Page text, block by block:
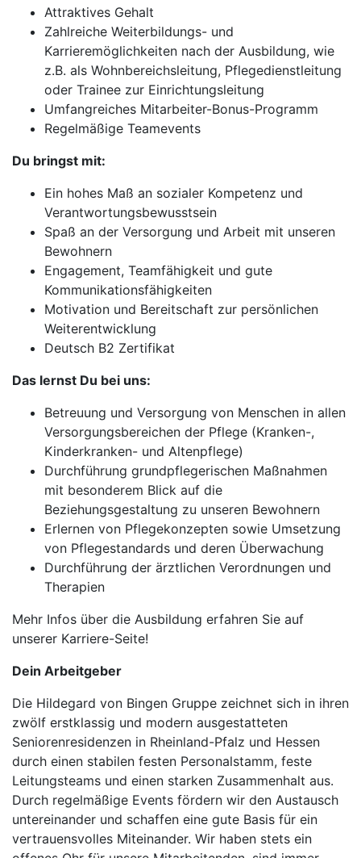
Attraktives Gehalt
Zahlreiche Weiterbildungs- und
Karrieremöglichkeiten nach der Ausbildung, wie
z.B. als Wohnbereichsleitung, Pflegedienstleitung
oder Trainee zur Einrichtungsleitung
Umfangreiches Mitarbeiter-Bonus-Programm
Regelmäßige Teamevents
Du bringst mit:
Ein hohes Maß an sozialer Kompetenz und
Verantwortungsbewusstsein
Spaß an der Versorgung und Arbeit mit unseren
Bewohnern
Engagement, Teamfähigkeit und gute
Kommunikationsfähigkeiten
Motivation und Bereitschaft zur persönlichen
Weiterentwicklung
Deutsch B2 Zertifikat
Das lernst Du bei uns:
Betreuung und Versorgung von Menschen in allen
Versorgungsbereichen der Pflege (Kranken-,
Kinderkranken- und Altenpflege)
Durchführung grundpflegerischen Maßnahmen
mit besonderem Blick auf die
Beziehungsgestaltung zu unseren Bewohnern
Erlernen von Pflegekonzepten sowie Umsetzung
von Pflegestandards und deren Überwachung
Durchführung der ärztlichen Verordnungen und
Therapien
Mehr Infos über die Ausbildung erfahren Sie auf
unserer Karriere-Seite!
Dein Arbeitgeber
Die Hildegard von Bingen Gruppe zeichnet sich in ihren
zwölf erstklassig und modern ausgestatteten
Seniorenresidenzen in Rheinland-Pfalz und Hessen
durch einen stabilen festen Personalstamm, feste
Leitungsteams und einen starken Zusammenhalt aus.
Durch regelmäßige Events fördern wir den Austausch
untereinander und schaffen eine gute Basis für ein
vertrauensvolles Miteinander. Wir haben stets ein